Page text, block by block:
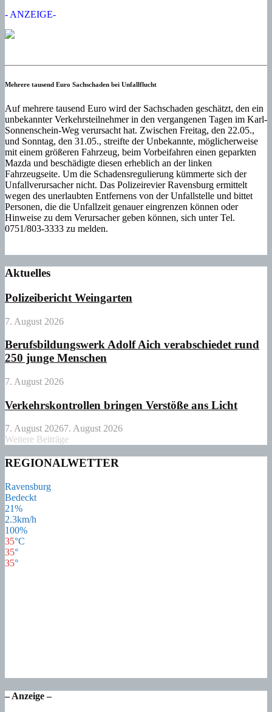
- ANZEIGE-
Mehrere tausend Euro Sachschaden bei Unfallflucht
Auf mehrere tausend Euro wird der Sachschaden geschätzt, den ein
unbekannter Verkehrsteilnehmer in den vergangenen Tagen im Karl-
Sonnenschein-Weg verursacht hat. Zwischen Freitag, den 22.05.,
und Sonntag, den 31.05., streifte der Unbekannte, möglicherweise
mit einem größeren Fahrzeug, beim Vorbeifahren einen geparkten
Mazda und beschädigte diesen erheblich an der linken
Fahrzeugseite. Um die Schadensregulierung kümmerte sich der
Unfallverursacher nicht. Das Polizeirevier Ravensburg ermittelt
wegen des unerlaubten Entfernens von der Unfallstelle und bittet
Personen, die die Unfallzeit genauer eingrenzen können oder
Hinweise zu dem Verursacher geben können, sich unter Tel.
0751/803-3333 zu melden.
Aktuelles
Polizeibericht Weingarten
7. August 2026
Berufsbildungswerk Adolf Aich verabschiedet rund
250 junge Menschen
7. August 2026
Verkehrskontrollen bringen Verstöße ans Licht
7. August 20267. August 2026
Weitere Beiträge
REGIONALWETTER
Ravensburg
Bedeckt
21%
2.3km/h
100%
35°C
35°
35°
– Anzeige –